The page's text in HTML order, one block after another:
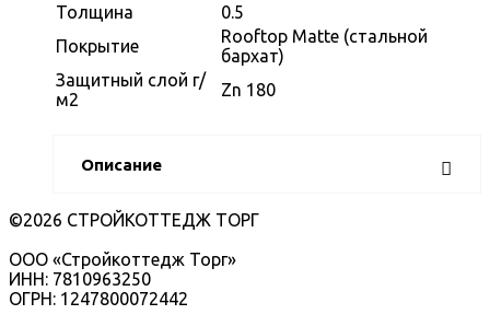
Толщина
0.5
Покрытие
Rooftop Matte (стальной
бархат)
Защитный слой г/
м2
Zn 180
Описание
©2026 СТРОЙКОТТЕДЖ ТОРГ
ООО «Стройкоттедж Торг»
ИНН: 7810963250
ОГРН: 1247800072442